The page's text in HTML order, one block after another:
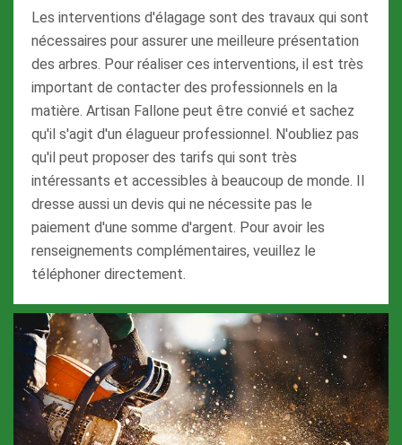
Les interventions d'élagage sont des travaux qui sont
nécessaires pour assurer une meilleure présentation
des arbres. Pour réaliser ces interventions, il est très
important de contacter des professionnels en la
matière. Artisan Fallone peut être convié et sachez
qu'il s'agit d'un élagueur professionnel. N'oubliez pas
qu'il peut proposer des tarifs qui sont très
intéressants et accessibles à beaucoup de monde. Il
dresse aussi un devis qui ne nécessite pas le
paiement d'une somme d'argent. Pour avoir les
renseignements complémentaires, veuillez le
téléphoner directement.